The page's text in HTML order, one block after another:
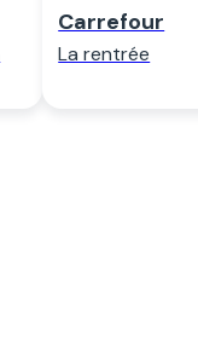
Carrefour
La rentrée